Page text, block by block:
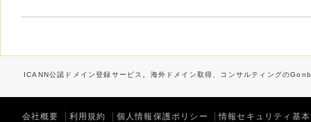
ICANN公認ドメイン登録サービス。海外ドメイン取得、コンサルティングの
会社概要 利用規約 個人情報保護ポリシー 情報セキュリティ基